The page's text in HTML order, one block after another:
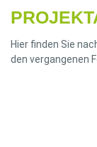
Hier finden Sie
den vergangenen